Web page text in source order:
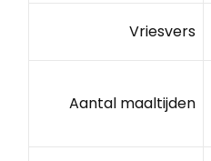
Vriesvers
Aantal maaltijden